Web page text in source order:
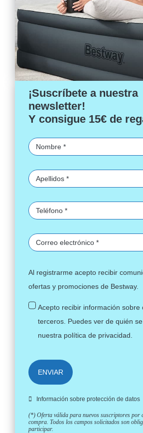
¡Suscríbete a nuestra
newsletter!
Y consigue 15€ de
Al registrarme acepto recibir
ofertas y promociones de Bestway.
Acepto recibir información sobre
terceros. Puedes ver de quién
nuestra política de privacidad
ENVIAR
Información sobre protección de datos
(*) Oferta válida para nuevos suscriptores por
compra. Todos los campos solicitados son
participar.